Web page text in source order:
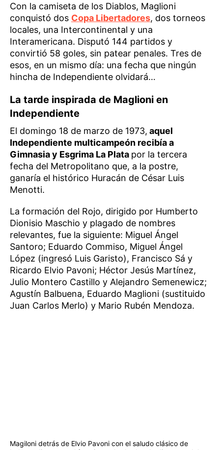
Con la camiseta de los Diablos, Maglioni
conquistó dos Copa Libertadores, dos torneos
locales, una Intercontinental y una
Interamericana. Disputó 144 partidos y
convirtió 58 goles, sin patear penales. Tres de
esos, en un mismo día: una fecha que ningún
hincha de Independiente olvidará…
La tarde inspirada de Maglioni en
Independiente
El domingo 18 de marzo de 1973, aquel
Independiente multicampeón recibía a
Gimnasia y Esgrima La Plata por la tercera
fecha del Metropolitano que, a la postre,
ganaría el histórico Huracán de César Luis
Menotti.
La formación del Rojo, dirigido por Humberto
Dionisio Maschio y plagado de nombres
relevantes, fue la siguiente: Miguel Ángel
Santoro; Eduardo Commiso, Miguel Ángel
López (ingresó Luis Garisto), Francisco Sá y
Ricardo Elvio Pavoni; Héctor Jesús Martínez,
Julio Montero Castillo y Alejandro Semenewicz;
Agustín Balbuena, Eduardo Maglioni (sustituido
Juan Carlos Merlo) y Mario Rubén Mendoza.
Magiloni detrás de Elvio Pavoni con el saludo clásico de